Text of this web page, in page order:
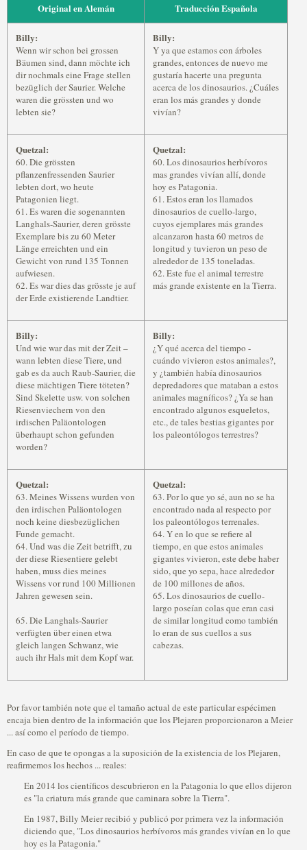
Original en Alemán Traducción Española
Billy:
Wenn wir schon bei grossen
Bäumen sind, dann möchte ich
dir nochmals eine Frage stellen
bezüglich der Saurier. Welche
waren die grössten und wo
lebten sie?
Billy:
Y ya que estamos con árboles
grandes, entonces de nuevo me
gustaría hacerte una pregunta
acerca de los dinosaurios. ¿Cuáles
eran los más grandes y donde
vivían?
Quetzal:
60. Die grössten
pflanzenfressenden Saurier
lebten dort, wo heute
Patagonien liegt.
61. Es waren die sogenannten
Langhals-Saurier, deren grösste
Exemplare bis zu 60 Meter
Länge erreichten und ein
Gewicht von rund 135 Tonnen
aufwiesen.
62. Es war dies das grösste je auf
der Erde existierende Landtier.
Quetzal:
60. Los dinosaurios herbívoros
mas grandes vivían allí, donde
hoy es Patagonia.
61. Estos eran los llamados
dinosaurios de cuello-largo,
cuyos ejemplares más grandes
alcanzaron hasta 60 metros de
longitud y tuvieron un peso de
alrededor de 135 toneladas.
62. Este fue el animal terrestre
más grande existente en la Tierra.
Billy:
Und wie war das mit der Zeit –
wann lebten diese Tiere, und
gab es da auch Raub-Saurier, die
diese mächtigen Tiere töteten?
Sind Skelette usw. von solchen
Riesenviechern von den
irdischen Paläontologen
überhaupt schon gefunden
worden?
Billy:
¿Y qué acerca del tiempo -
cuándo vivieron estos animales?,
y ¿también había dinosaurios
depredadores que mataban a estos
animales magníficos? ¿Ya se han
encontrado algunos esqueletos,
etc., de tales bestias gigantes por
los paleontólogos terrestres?
Quetzal:
63. Meines Wissens wurden von
den irdischen Paläontologen
noch keine diesbezüglichen
Funde gemacht.
64. Und was die Zeit betrifft, zu
der diese Riesentiere gelebt
haben, muss dies meines
Wissens vor rund 100 Millionen
Jahren gewesen sein.
65. Die Langhals-Saurier
verfügten über einen etwa
gleich langen Schwanz, wie
auch ihr Hals mit dem Kopf war.
Quetzal:
63. Por lo que yo sé, aun no se ha
encontrado nada al respecto por
los paleontólogos terrenales.
64. Y en lo que se refiere al
tiempo, en que estos animales
gigantes vivieron, este debe haber
sido, que yo sepa, hace alrededor
de 100 millones de años.
65. Los dinosaurios de cuello-
largo poseían colas que eran casi
de similar longitud como también
lo eran de sus cuellos a sus
cabezas.
Por favor también note que el tamaño actual de este particular espécimen
encaja bien dentro de la información que los Plejaren proporcionaron a Meier
... así como el período de tiempo.
En caso de que te opongas a la suposición de la existencia de los Plejaren,
reafirmemos los hechos ... reales:
En 2014 los científicos descubrieron en la Patagonia lo que ellos dijeron
es "la criatura más grande que caminara sobre la Tierra".
En 1987, Billy Meier recibió y publicó por primera vez la información
diciendo que, "Los dinosaurios herbívoros más grandes vivían en lo que
hoy es la Patagonia."